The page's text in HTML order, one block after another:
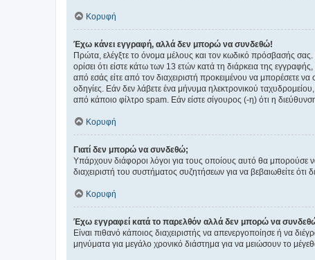
Κορυφή
Έχω κάνει εγγραφή, αλλά δεν μπορώ να συνδεθώ!
Πρώτα, ελέγξτε το όνομα μέλους και τον κωδικό πρόσβασής σας.
ορίσει ότι είστε κάτω των 13 ετών κατά τη διάρκεια της
από εσάς είτε από τον διαχειριστή προκειμένου να μπορέσετε
οδηγίες. Εάν δεν λάβετε ένα μήνυμα ηλεκτρονικού
από κάποιο φίλτρο spam. Εάν είστε σίγουρος (-η) ότι η
Κορυφή
Γιατί δεν μπορώ να συνδεθώ;
Υπάρχουν διάφοροι λόγοι για τους οποίους αυτό θα μπορούσε
διαχειριστή του συστήματος συζητήσεων για να βεβαιωθείτε ότι
Κορυφή
Έχω εγγραφεί κατά το παρελθόν αλλά δεν μπορώ να
Είναι πιθανό κάποιος διαχειριστής να απενεργοποίησε ή να
μηνύματα για μεγάλο χρονικό διάστημα για να μειώσουν το